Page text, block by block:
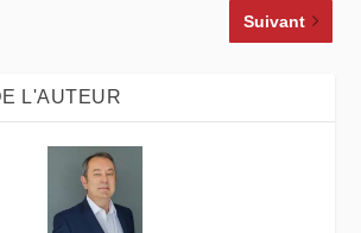
Suivant
L'AUTEUR